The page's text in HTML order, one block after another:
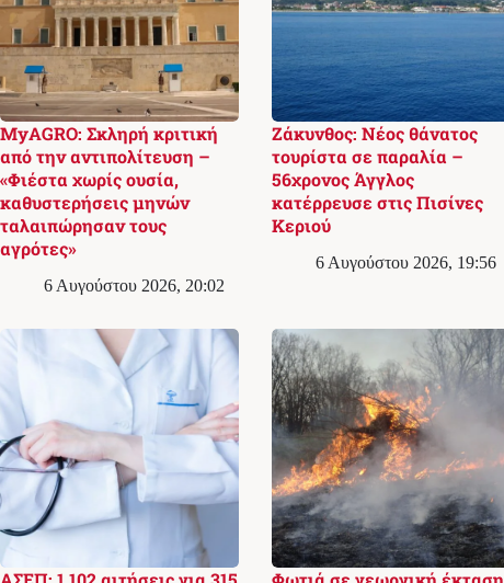
MyAGRO: Σκληρή κριτική
από την αντιπολίτευση –
«Φιέστα χωρίς ουσία,
καθυστερήσεις μηνών
ταλαιπώρησαν τους
αγρότες»
6 Αυγούστου 2026, 20:02
Ζάκυνθος: Νέος θάνατος
τουρίστα σε παραλία –
56χρονος Άγγλος
κατέρρευσε στις Πισίνες
Κεριού
6 Αυγούστου 2026, 19:56